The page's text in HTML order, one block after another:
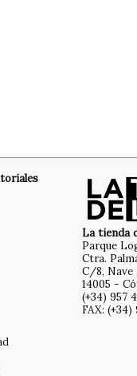
La tienda
Parque
Ctra.
C/8, Nave
14005 -
(+34) 957
FAX: (+34)